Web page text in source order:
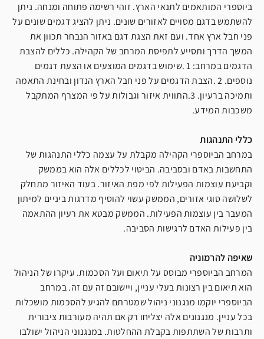
ביוספרי המותאמים לתנאי הארץ. זוהי רשימה פתוחה ומנחה. ניתן
להשתמש בדגם מסויים לאזורים שונים. ניתן להציג דגמים שונים על
פני חבל ארץ אחד. ועם זאת הצגת דגם באזור הנבחר תכוון את
המשך הדרך ותסייע לתפיסת המרחב של הקהילה. כללים להצבת
הדגמים במרחב: 1 .שימוש בדגמים המוצעים או הצעת דגמים
נוספים. 2 .הצבת הדגמים על פני חבל הארץ הנדון ובחינת התאמה
ותמיכה ברעיון. 3.התווית איזור וגבולות על פי המצרף המתקבל
משכבות המידע.
כללי התנהגות
במרחב הביוספרי הקהילה מקבלת על עצמה כללי התנהגות של
התחשבות באדם ובסביבה. הביטוי לכללים אלה הוא בממשק
וקביעת עוצמות הפעילות לפי מפת האיזור. בעוד האיזור מתחלק
לשלושה סוגי אזורים, הממשק עשוי להוסיף מדרגות ביניים למיתון
המעבר בין עוצמות הפעילות. הממשק מבטא את רעיון ההתאמה
בין פעילות האדם לרגישות הסביבה.
שאיפה להרמוניה
המרחב הביוספרי מבוסס על תיאום ועל הסכמות. עיקרו של הניהול
הוא תיאום בין רצונות בעלי עניין, ויישובם זה עם זה. במרחב
הביוספרי יוקמו מנגנוני ניהול שמטרתם להגיע להסכמות מושכלות
בכל עניין. מנגנונים אלה יצליחו רק אם תהיה מעורבות ציבורית
ותרבות של השתתפות בקבלת ההחלטות. במנגנוני הניהול ישולבו